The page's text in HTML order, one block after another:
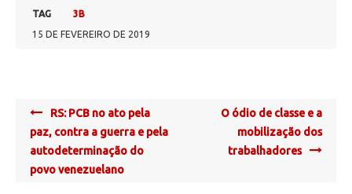
TAG
3B
15 DE FEVEREIRO DE 2019
Post
navigation
RS: PCB no ato pela
paz, contra a guerra e pela
autodeterminação do
povo venezuelano
O ódio de classe e a
mobilização dos
trabalhadores